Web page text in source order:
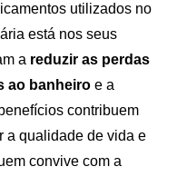
utilizados no
está nos seus
a reduzir as perdas
ao banheiro
contribuem
a qualidade de vida e
convive com a